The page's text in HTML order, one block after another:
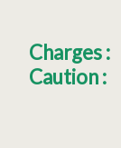
Charges :
Caution :